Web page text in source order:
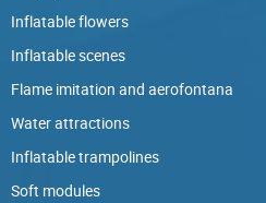
Inflatable flowers
Inflatable scenes
Flame imitation and aerofontana
Water attractions
Inflatable trampolines
Soft modules